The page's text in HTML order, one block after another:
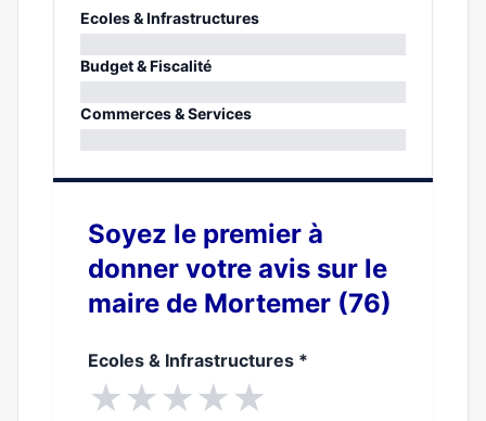
Ecoles & Infrastructures
0%
Budget & Fiscalité
0%
Commerces & Services
Soyez le premier à
donner votre avis sur le
maire de Mortemer (76)
Ecoles & Infrastructures *
★★★★★